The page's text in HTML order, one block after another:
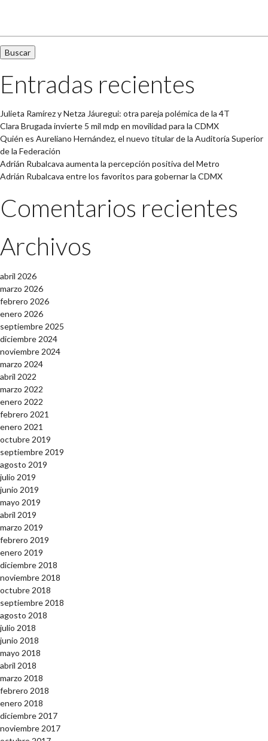
Entradas recientes
Julieta Ramírez y Netza Jáuregui: otra pareja polémica de la 4T
Clara Brugada invierte 5 mil mdp en movilidad para la CDMX
Quién es Aureliano Hernández, el nuevo titular de la Auditoría Superior
de la Federación
Adrián Rubalcava aumenta la percepción positiva del Metro
Adrián Rubalcava entre los favoritos para gobernar la CDMX
Comentarios recientes
Archivos
abril 2026
marzo 2026
febrero 2026
enero 2026
septiembre 2025
diciembre 2024
noviembre 2024
marzo 2024
abril 2022
marzo 2022
enero 2022
febrero 2021
enero 2021
octubre 2019
septiembre 2019
agosto 2019
julio 2019
junio 2019
mayo 2019
abril 2019
marzo 2019
febrero 2019
enero 2019
diciembre 2018
noviembre 2018
octubre 2018
septiembre 2018
agosto 2018
julio 2018
junio 2018
mayo 2018
abril 2018
marzo 2018
febrero 2018
enero 2018
diciembre 2017
noviembre 2017